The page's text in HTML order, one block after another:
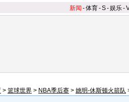
新闻 -体育-S-娱乐-
> 篮球世界 > NBA季后赛 > 姚明-休斯顿火箭队